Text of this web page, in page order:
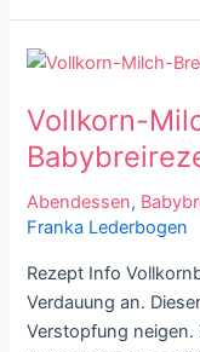
Vollkorn-
Abendessen,
Franka Lederbogen
Rezept Info
Verdauung an.
Verstopfung
Vollkorn-
Brei
für
|
Babybreirezept